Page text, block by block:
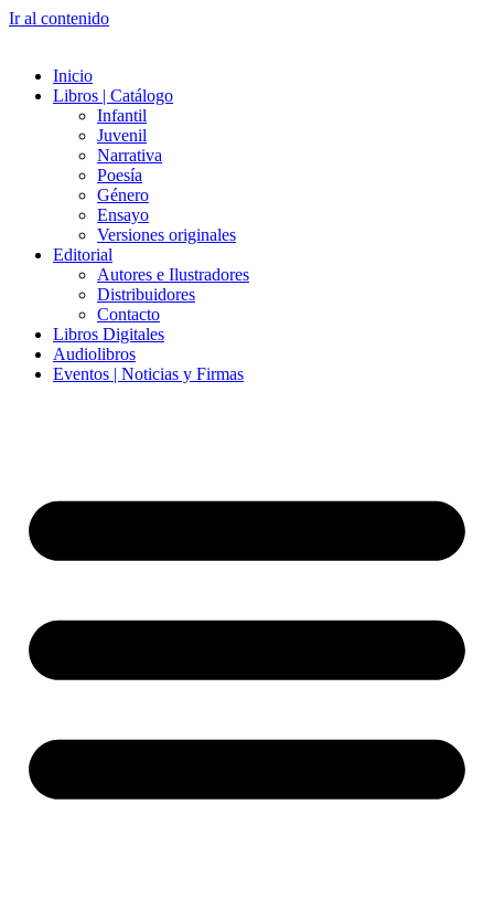
Ir al contenido
Inicio
Libros | Catálogo
Infantil
Juvenil
Narrativa
Poesía
Género
Ensayo
Versiones originales
Editorial
Autores e Ilustradores
Distribuidores
Contacto
Libros Digitales
Audiolibros
Eventos | Noticias y Firmas